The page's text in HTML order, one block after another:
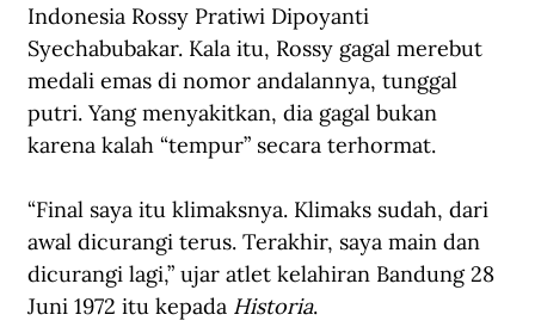
Indonesia Rossy Pratiwi Dipoyanti
Syechabubakar. Kala itu, Rossy gagal merebut
medali emas di nomor andalannya, tunggal
putri. Yang menyakitkan, dia gagal bukan
karena kalah “tempur” secara terhormat.
“Final saya itu klimaksnya. Klimaks sudah, dari
awal dicurangi terus. Terakhir, saya main dan
dicurangi lagi,” ujar atlet kelahiran Bandung 28
Juni 1972 itu kepada Historia.